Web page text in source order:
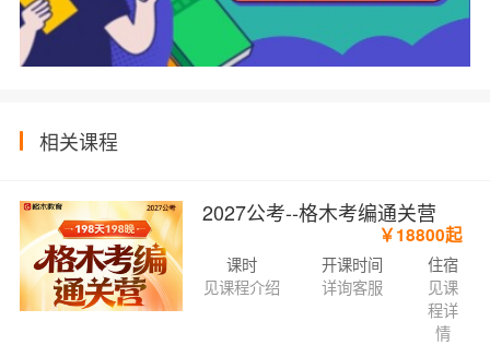
相关课程
2027公考--格木考编通关营
￥18800起
课时
见课程介绍
开课时间
详询客服
住宿
见课
程详
情